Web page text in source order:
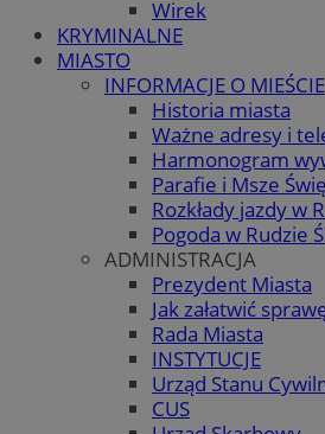
Wirek
KRYMINALNE
MIASTO
INFORMACJE O MIEŚCIE
Historia miasta
Ważne adresy i
Harmonogram
Parafie i Msze
Rozkłady jazdy w
Pogoda w Rudzie
ADMINISTRACJA
Prezydent Miasta
Jak załatwić
Rada Miasta
INSTYTUCJE
Urząd Stanu
CUS